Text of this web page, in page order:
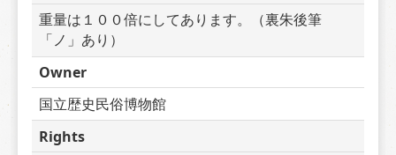
重量は１００倍にしてあります。（裏朱後筆
「ノ」あり）
Owner
国立歴史民俗博物館
Rights